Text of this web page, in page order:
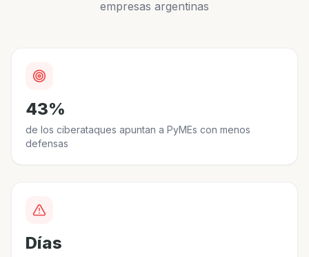
empresas argentinas
43%
de los ciberataques apuntan a PyMEs con menos
defensas
Días